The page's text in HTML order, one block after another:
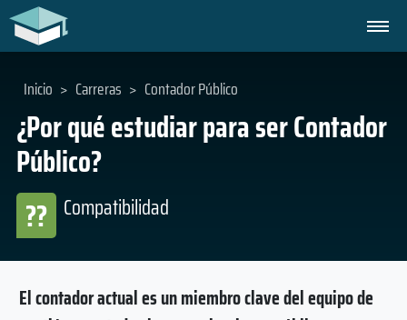
¿Por qué estudiar para ser Contador
Público?
Compatibilidad
??
Inicio > Carreras > Contador Público
El contador actual es un miembro clave del equipo de